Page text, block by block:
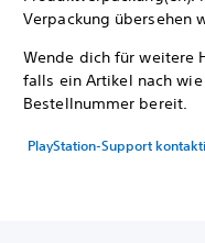
Verpackung übersehen
Wende dich für weitere
falls ein Artikel nach
Bestellnummer bereit.
PlayStation-Support